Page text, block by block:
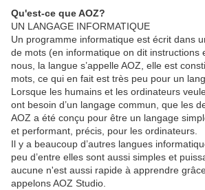
Qu'est-ce que AOZ?
UN LANGAGE INFORMATIQUE
Un programme informatique est écrit dans
de mots (en informatique on dit instructions
nous, la langue s’appelle AOZ, elle est
mots, ce qui en fait est très peu pour un
Lorsque les humains et les ordinateurs
ont besoin d’un langage commun, que les
AOZ a été conçu pour être un langage
et performant, précis, pour les ordinateurs.
Il y a beaucoup d’autres langues
peu d’entre elles sont aussi simples et
aucune n'est aussi rapide à apprendre
appelons AOZ Studio.